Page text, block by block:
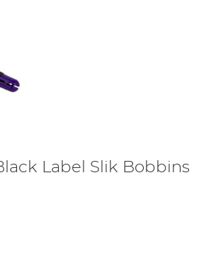
Label Slik Bobbins